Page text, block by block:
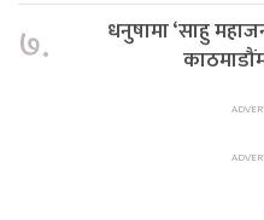
७.
धनुषामा ‘साहु